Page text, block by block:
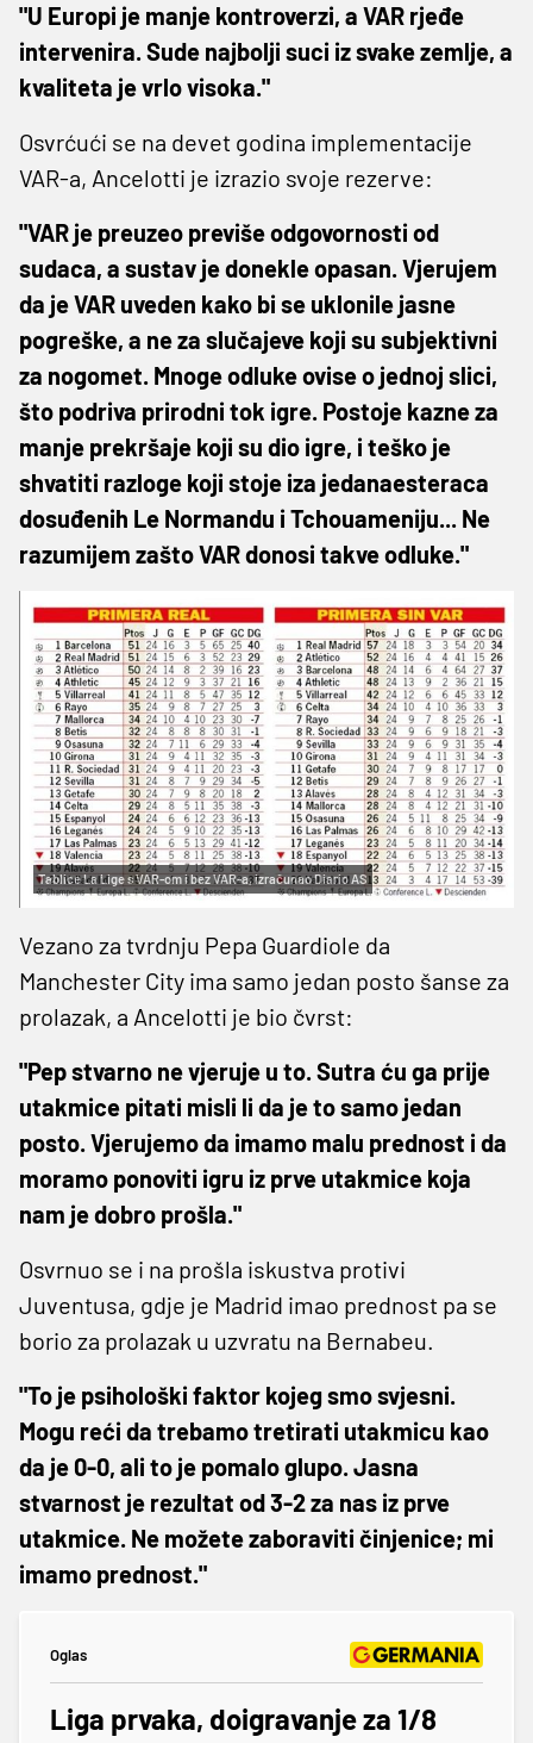
"U Europi je manje kontroverzi, a VAR rjeđe
intervenira. Sude najbolji suci iz svake zemlje, a
kvaliteta je vrlo visoka."
Osvrćući se na devet godina implementacije
VAR-a, Ancelotti je izrazio svoje rezerve:
"VAR je preuzeo previše odgovornosti od
sudaca, a sustav je donekle opasan. Vjerujem
da je VAR uveden kako bi se uklonile jasne
pogreške, a ne za slučajeve koji su subjektivni
za nogomet. Mnoge odluke ovise o jednoj slici,
što podriva prirodni tok igre. Postoje kazne za
manje prekršaje koji su dio igre, i teško je
shvatiti razloge koji stoje iza jedanaesteraca
dosuđenih Le Normandu i Tchouameniju... Ne
razumijem zašto VAR donosi takve odluke."
Tablice La Lige s VAR-om i bez VAR-a, izračunao Diario AS
Vezano za tvrdnju Pepa Guardiole da
Manchester City ima samo jedan posto šanse za
prolazak, a Ancelotti je bio čvrst:
"Pep stvarno ne vjeruje u to. Sutra ću ga prije
utakmice pitati misli li da je to samo jedan
posto. Vjerujemo da imamo malu prednost i da
moramo ponoviti igru ​​iz prve utakmice koja
nam je dobro prošla."
Osvrnuo se i na prošla iskustva protivi
Juventusa, gdje je Madrid imao prednost pa se
borio za prolazak u uzvratu na Bernabeu.
"To je psihološki faktor kojeg smo svjesni.
Mogu reći da trebamo tretirati utakmicu kao
da je 0-0, ali to je pomalo glupo. Jasna
stvarnost je rezultat od 3-2 za nas iz prve
utakmice. Ne možete zaboraviti činjenice; mi
imamo prednost."
Oglas
Liga prvaka, doigravanje za 1/8